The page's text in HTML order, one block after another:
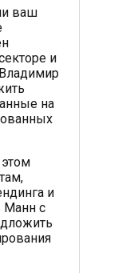
ваш
и
на
и
Манн с